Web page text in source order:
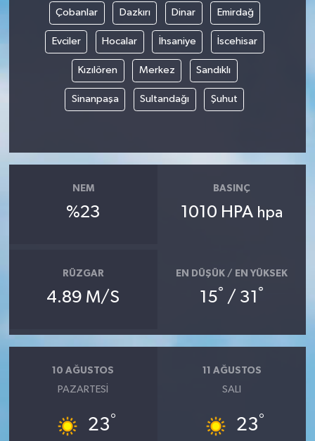
Çobanlar Dazkırı Dinar Emirdağ
Evciler Hocalar İhsaniye İscehisar
Kızılören Merkez Sandıklı
Sinanpaşa Sultandağı Şuhut
NEM
%23
BASINÇ
1010 HPA hpa
RÜZGAR
4.89 M/S
EN DÜŞÜK / EN YÜKSEK
15° / 31 °
10 AĞUSTOS
PAZARTESI
23°
11 AĞUSTOS
SALI
23°